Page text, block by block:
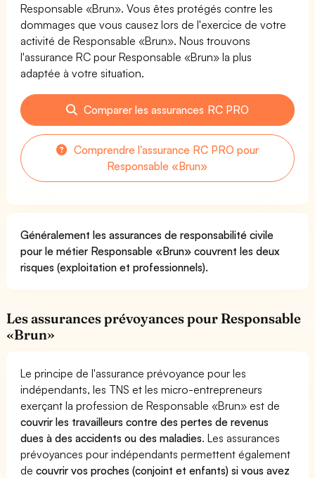
Responsable «Brun». Vous êtes protégés contre les
dommages que vous causez lors de l'exercice de votre
activité de Responsable «Brun». Nous trouvons
l'assurance RC pour Responsable «Brun» la plus
adaptée à votre situation.
Comparer les assurances RC PRO
Comprendre l'assurance RC PRO pour
Responsable «Brun»
Généralement les assurances de responsabilité civile
pour le métier Responsable «Brun» couvrent les deux
risques (exploitation et professionnels).
Les assurances prévoyances pour Responsable
«Brun»
Le principe de l'assurance prévoyance pour les
indépendants, les TNS et les micro-entrepreneurs
exerçant la profession de Responsable «Brun» est de
couvrir les travailleurs contre des pertes de revenus
dues à des accidents ou des maladies. Les assurances
prévoyances pour indépendants permettent également
decouvrir vos proches (conjoint et enfants) si vous avez